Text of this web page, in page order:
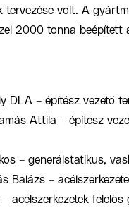
tervezése volt. A
2000 tonna beépített
DLA – építész vezető
Attila – építész
– generálstatikus,
Balázs –
acélszerkezetek